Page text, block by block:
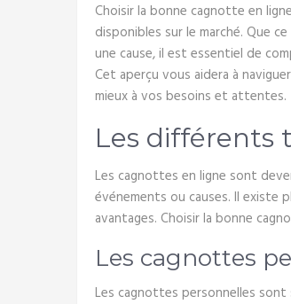
Choisir la bonne cagnotte en
disponibles sur le marché. Que
une cause, il est essentiel de
Cet aperçu vous aidera à
mieux à vos besoins et attentes.
Les différents
Les cagnottes en ligne sont
événements ou causes. Il existe
avantages. Choisir la bonne
Les cagnottes
Les cagnottes personnelles